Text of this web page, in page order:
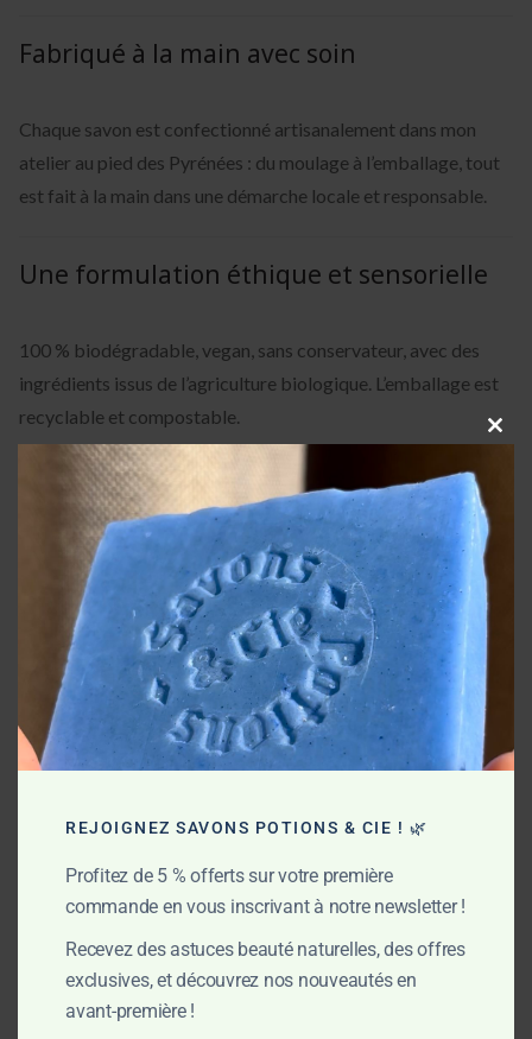
Fabriqué à la main avec soin
Chaque savon est confectionné artisanalement dans mon
atelier au pied des Pyrénées : du moulage à l’emballage, tout
est fait à la main dans une démarche locale et responsable.
Une formulation éthique et sensorielle
100 % biodégradable, vegan, sans conservateur, avec des
ingrédients issus de l’agriculture biologique. L’emballage est
recyclable et compostable.
Saponification à froid : richesse
préservée
Ce procédé artisanal conserve toutes les propriétés des
plantes et huiles utilisées, tout en créant naturellement de la
glycérine, pour une peau nourrie, apaisée et protégée.
Mes engagements
REJOIGNEZ SAVONS POTIONS & CIE ! 🌿
Profitez de 5 % offerts sur votre première
commande en vous inscrivant à notre newsletter !
Recevez des astuces beauté naturelles, des offres
exclusives, et découvrez nos nouveautés en
avant-première !